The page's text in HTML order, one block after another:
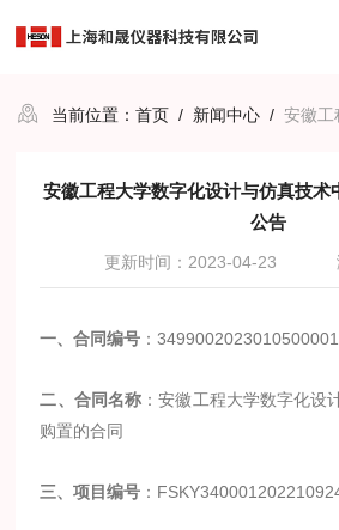
当前位置：首页 / 新闻中心 /安徽工程大学
安徽工程大学数字化设计与仿真技术
公告
更新时间：2023-04-23
一、合同编号 ：
二、合同名称 ：安徽工程大学数字化设
购置的合同
三、项目编号 ：